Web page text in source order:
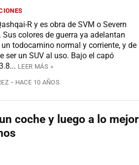
R y es obra de SVM o Severn
colores de guerra ya adelantan
todocamino normal y corriente, y de
ser un SUV al uso. Bajo el capó
LEER MÁS »
HACE 10 AÑOS
coche y luego a lo mejor